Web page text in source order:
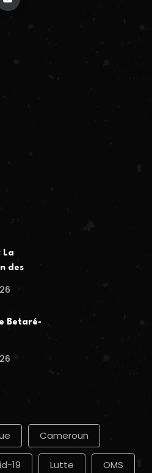
La
des
Betaré-
Cameroun
19 Lutte OMS